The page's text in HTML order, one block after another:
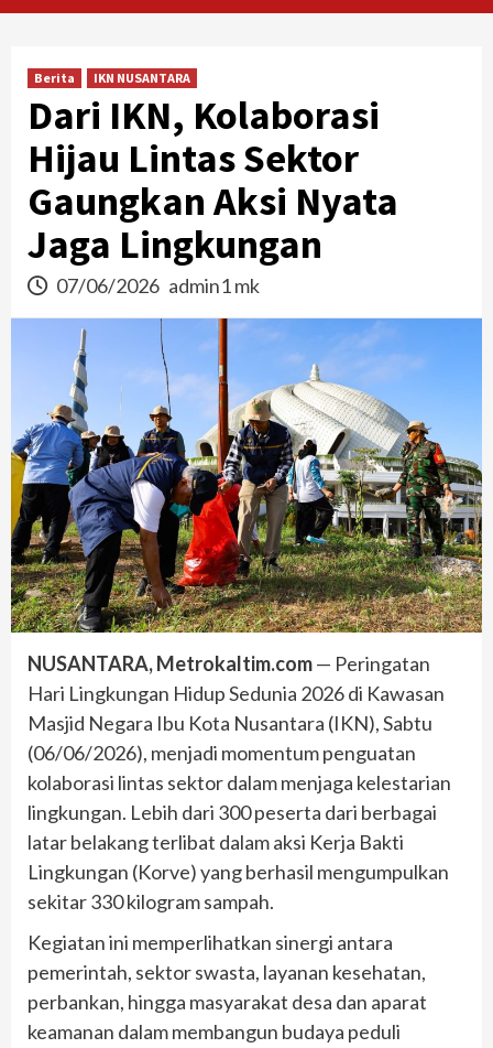
Berita IKN NUSANTARA
Dari IKN, Kolaborasi
Hijau Lintas Sektor
Gaungkan Aksi Nyata
Jaga Lingkungan
07/06/2026 admin1 mk
NUSANTARA, Metrokaltim.com— Peringatan
Hari Lingkungan Hidup Sedunia 2026 di Kawasan
Masjid Negara Ibu Kota Nusantara (IKN), Sabtu
(06/06/2026), menjadi momentum penguatan
kolaborasi lintas sektor dalam menjaga kelestarian
lingkungan. Lebih dari 300 peserta dari berbagai
latar belakang terlibat dalam aksi Kerja Bakti
Lingkungan (Korve) yang berhasil mengumpulkan
sekitar 330 kilogram sampah.
Kegiatan ini memperlihatkan sinergi antara
pemerintah, sektor swasta, layanan kesehatan,
perbankan, hingga masyarakat desa dan aparat
keamanan dalam membangun budaya peduli